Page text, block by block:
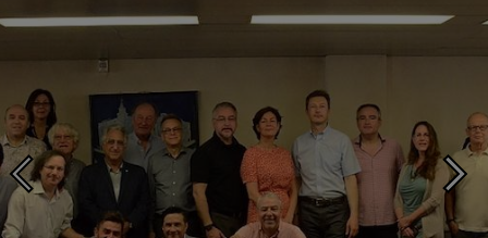
Photo ©: Inácio Ludgero